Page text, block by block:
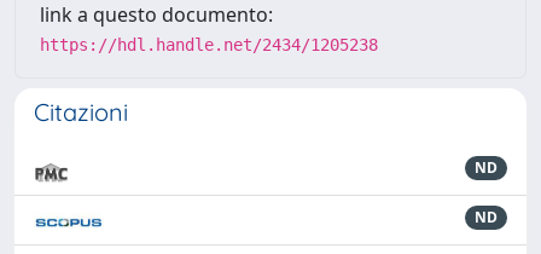
link a questo documento:
https://hdl.handle.net/2434/1205238
Citazioni
ND
ND